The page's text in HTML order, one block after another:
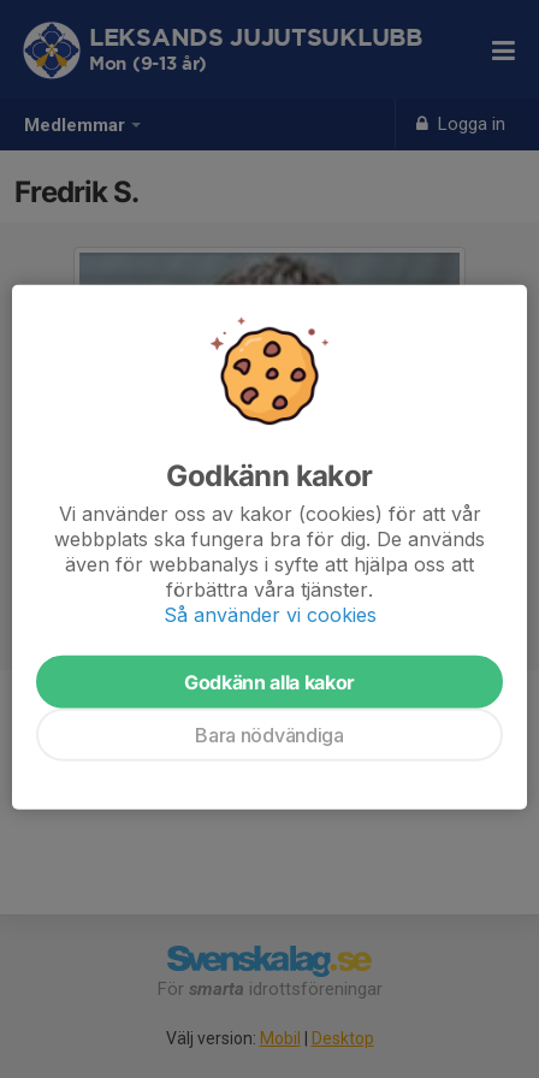
Medlemmar Logga in
LEKSANDS JUJUTSUKLUBB
Mon (9-13 år)
Fredrik S.
För smarta idrottsföreningar
Välj version: Mobil Desktop
Godkänn kakor
Vi använder oss av kakor (cookies) för att vår
webbplats ska fungera bra för dig. De används
även för webbanalys i syfte att hjälpa oss att
förbättra våra tjänster.
Så använder vi cookies
Godkänn alla kakor
Bara nödvändiga